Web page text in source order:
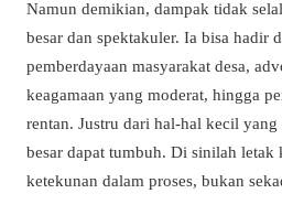
Namun demikian, dampak tidak
besar dan spektakuler. Ia bisa hadir
pemberdayaan masyarakat desa,
keagamaan yang moderat, hingga
rentan. Justru dari hal-hal kecil yang
besar dapat tumbuh. Di sinilah letak
ketekunan dalam proses, bukan